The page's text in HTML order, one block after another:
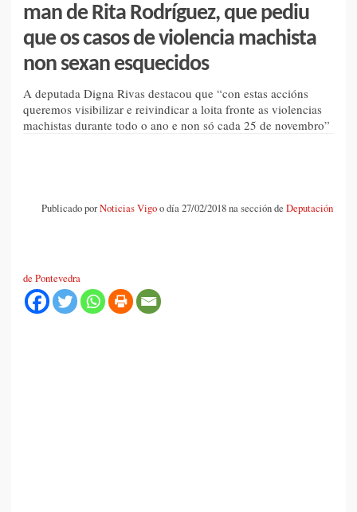
man de Rita Rodríguez, que pediu
que os casos de violencia machista
non sexan esquecidos
A deputada Digna Rivas destacou que “con estas accións
queremos visibilizar e reivindicar a loita fronte as violencias
machistas durante todo o ano e non só cada 25 de novembro”
Publicado porNoticias Vigoo día 27/02/2018 na sección de Deputación
de Pontevedra